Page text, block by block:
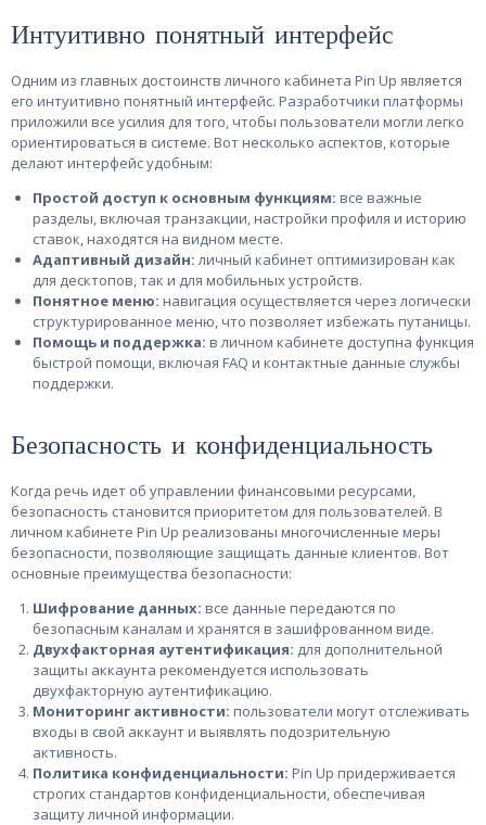
Интуитивно понятный интерфейс
Одним из главных достоинств личного кабинета Pin Up является
его интуитивно понятный интерфейс. Разработчики платформы
приложили все усилия для того, чтобы пользователи могли легко
ориентироваться в системе. Вот несколько аспектов, которые
делают интерфейс удобным:
Простой доступ к основным функциям: все важные
разделы, включая транзакции, настройки профиля и историю
ставок, находятся на видном месте.
Адаптивный дизайн: личный кабинет оптимизирован как
для десктопов, так и для мобильных устройств.
Понятное меню: навигация осуществляется через логически
структурированное меню, что позволяет избежать путаницы.
Помощь и поддержка: в личном кабинете доступна функция
быстрой помощи, включая FAQ и контактные данные службы
поддержки.
Безопасность и конфиденциальность
Когда речь идет об управлении финансовыми ресурсами,
безопасность становится приоритетом для пользователей. В
личном кабинете Pin Up реализованы многочисленные меры
безопасности, позволяющие защищать данные клиентов. Вот
основные преимущества безопасности:
Шифрование данных: все данные передаются по
безопасным каналам и хранятся в зашифрованном виде.
Двухфакторная аутентификация: для дополнительной
защиты аккаунта рекомендуется использовать
двухфакторную аутентификацию.
Мониторинг активности: пользователи могут отслеживать
входы в свой аккаунт и выявлять подозрительную
активность.
Политика конфиденциальности: Pin Up придерживается
строгих стандартов конфиденциальности, обеспечивая
защиту личной информации.